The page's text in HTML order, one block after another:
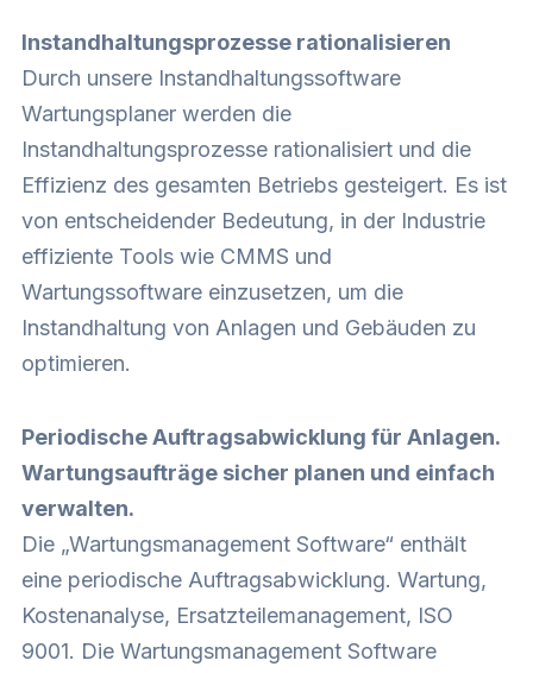
Instandhaltungsprozesse rationalisieren
Durch unsere Instandhaltungssoftware
Wartungsplaner werden die
Instandhaltungsprozesse rationalisiert und die
Effizienz des gesamten Betriebs gesteigert. Es ist
von entscheidender Bedeutung, in der Industrie
effiziente Tools wie CMMS und
Wartungssoftware einzusetzen, um die
Instandhaltung von Anlagen und Gebäuden zu
optimieren.
Periodische Auftragsabwicklung für Anlagen.
Wartungsaufträge sicher planen und einfach
verwalten.
Die „Wartungsmanagement Software“ enthält
eine periodische Auftragsabwicklung. Wartung,
Kostenanalyse, Ersatzteilemanagement, ISO
9001. Die Wartungsmanagement Software